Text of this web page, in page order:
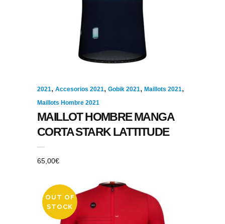
2021, Accesorios 2021, Gobik 2021, Maillots 2021,
Maillots Hombre 2021
MAILLOT HOMBRE MANGA
CORTA STARK LATTITUDE
65,00€
OUT OF
STOCK